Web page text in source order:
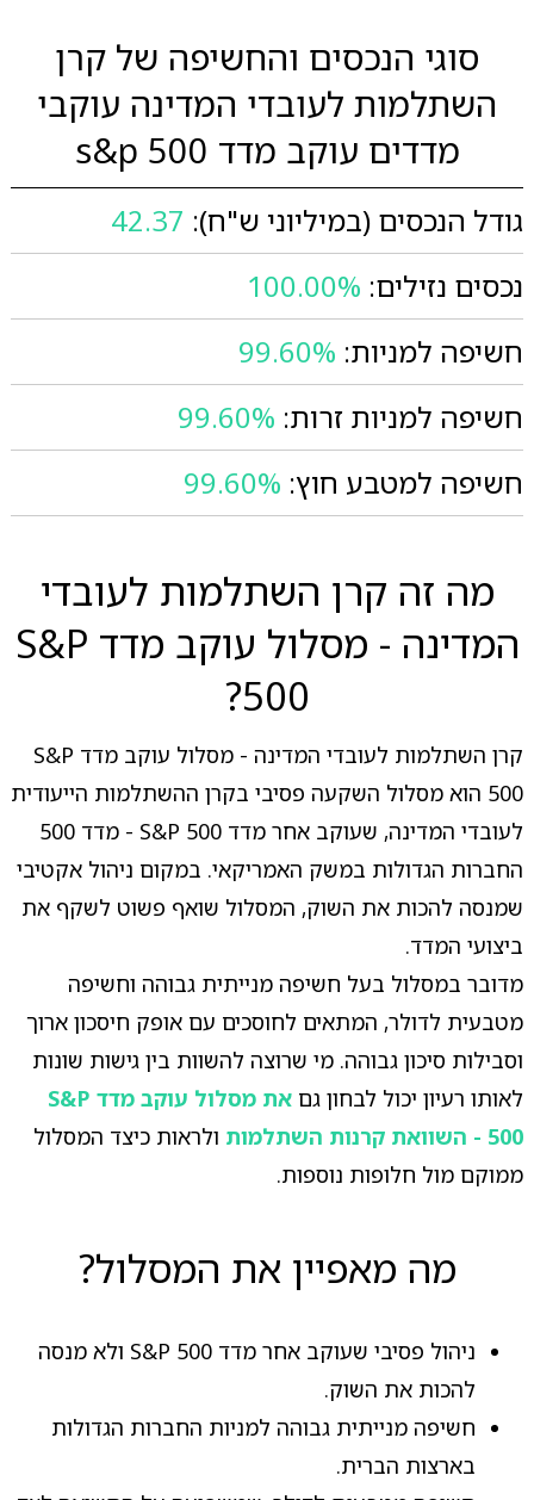
סוגי הנכסים והחשיפה של קרן
השתלמות לעובדי המדינה עוקבי
מדדים עוקב מדד s&p 500
גודל הנכסים (במיליוני ש"ח): 42.37
נכסים נזילים: 100.00%
חשיפה למניות: 99.60%
חשיפה למניות זרות: 99.60%
חשיפה למטבע חוץ: 99.60%
מה זה קרן השתלמות לעובדי
המדינה - מסלול עוקב מדד S&P
500?
קרן השתלמות לעובדי המדינה - מסלול עוקב מדד S&P
500 הוא מסלול השקעה פסיבי בקרן ההשתלמות הייעודית
לעובדי המדינה, שעוקב אחר מדד S&P 500 - מדד 500
החברות הגדולות במשק האמריקאי. במקום ניהול אקטיבי
שמנסה להכות את השוק, המסלול שואף פשוט לשקף את
ביצועי המדד.
מדובר במסלול בעל חשיפה מנייתית גבוהה וחשיפה
מטבעית לדולר, המתאים לחוסכים עם אופק חיסכון ארוך
וסבילות סיכון גבוהה. מי שרוצה להשוות בין גישות שונות
לאותו רעיון יכול לבחון גם
את מסלול עוקב מדד S&P
500 - השוואת קרנות השתלמות
ולראות כיצד המסלול
ממוקם מול חלופות נוספות.
מה מאפיין את המסלול?
ניהול פסיבי שעוקב אחר מדד S&P 500 ולא מנסה
להכות את השוק.
חשיפה מנייתית גבוהה למניות החברות הגדולות
בארצות הברית.